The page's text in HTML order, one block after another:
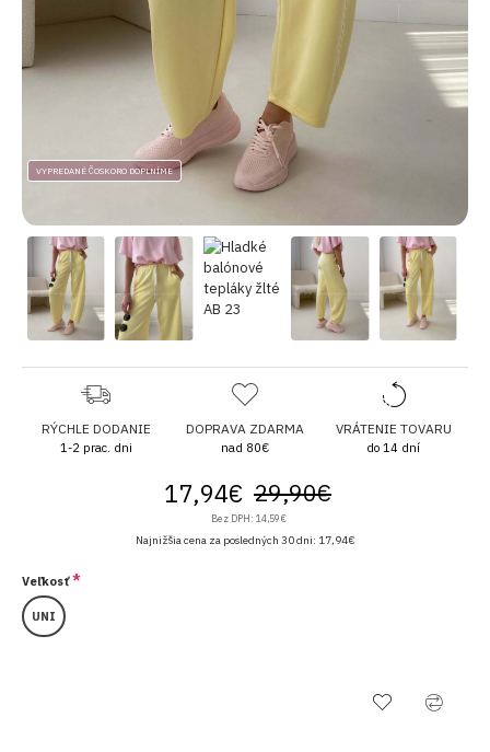
VYPREDANÉ ČOSKORO DOPLNÍME
RÝCHLE DODANIE
1-2 prac. dni
DOPRAVA ZDARMA
nad 80€
VRÁTENIE TOVARU
do 14 dní
29,90€
17,94€
Bez DPH: 14,59€
Najnižšia cena za posledných 30 dni: 17,94€
Veľkosť
UNI